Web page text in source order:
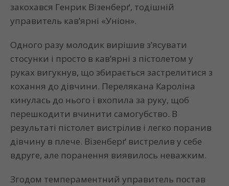
закохався Генрик Візенберґ, тодішній
управитель кав’ярні «Уніон».
Одного разу молодик вирішив з’ясувати
стосунки і просто в кав’ярні з пістолетом у
руках вигукнув, що збирається застрелитися з
кохання до дівчини. Перелякана Кароліна
кинулась до нього і вхопила за руку, щоб
перешкодити вчинити самогубство. В
результаті пістолет вистрілив і легко поранив
дівчину в плече. Візенберґ вистрелив у себе
вдруге, але поранення виявилось неважким.
Згодом темпераментний управитель постав